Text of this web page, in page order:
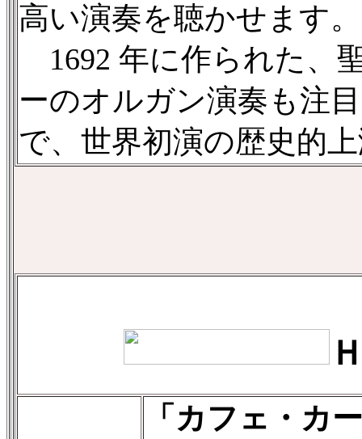
高い演奏を聴かせます。
1692 年に作られた、
ーのオルガン演奏も注
で、世界初演の歴史的
「カフェ・カ